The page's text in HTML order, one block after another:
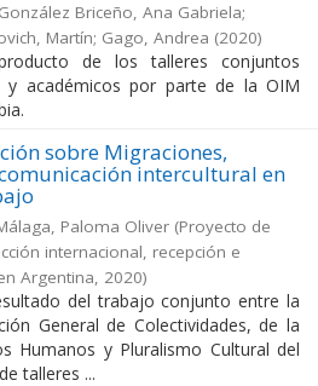
Briceño, Ana Gabriela;
Martín; Gago, Andrea (2020)
de los talleres conjuntos
y académicos por parte de la OIM
sobre Migraciones,
intercultural en
Paloma Oliver (Proyecto de
internacional, recepción e
Argentina, 2020)
del trabajo conjunto entre la
General de Colectividades, de la
Humanos y Pluralismo Cultural del
talleres ...